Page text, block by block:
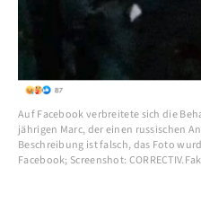
Auf Facebook verbreitete sich die
jährigen Marc, der einen russischen
Beschreibung ist falsch, das Foto
Facebook; Screenshot: